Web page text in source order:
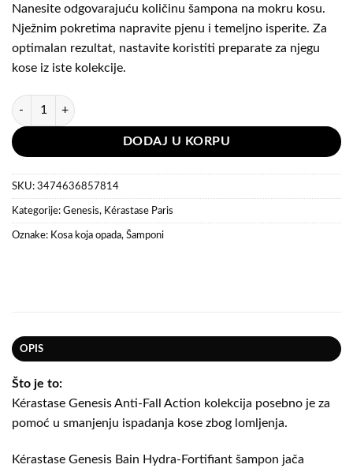
Nanesite odgovarajuću količinu šampona na mokru kosu.
Nježnim pokretima napravite pjenu i temeljno isperite. Za
optimalan rezultat, nastavite koristiti preparate za njegu
kose iz iste kolekcije.
Kérastase Bain Genesis - Šampon za jačanje kose 250 ml količina
DODAJ U KORPU
SKU: 3474636857814
Kategorije: Genesis, Kérastase Paris
Oznake: Kosa koja opada, Šamponi
OPIS
Što je to:
Kérastase Genesis Anti-Fall Action kolekcija posebno je za
pomoć u smanjenju ispadanja kose zbog lomljenja.
Kérastase Genesis Bain Hydra-Fortifiant šampon jača